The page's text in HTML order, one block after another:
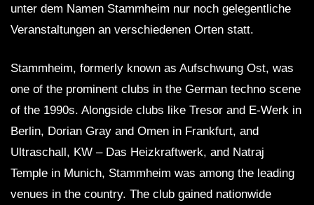
unter dem Namen Stammheim nur noch gelegentliche
Veranstaltungen an verschiedenen Orten statt.
Stammheim, formerly known as Aufschwung Ost, was
one of the prominent clubs in the German techno scene
of the 1990s. Alongside clubs like Tresor and E-Werk in
Berlin, Dorian Gray and Omen in Frankfurt, and
Ultraschall, KW – Das Heizkraftwerk, and Natraj
Temple in Munich, Stammheim was among the leading
venues in the country. The club gained nationwide